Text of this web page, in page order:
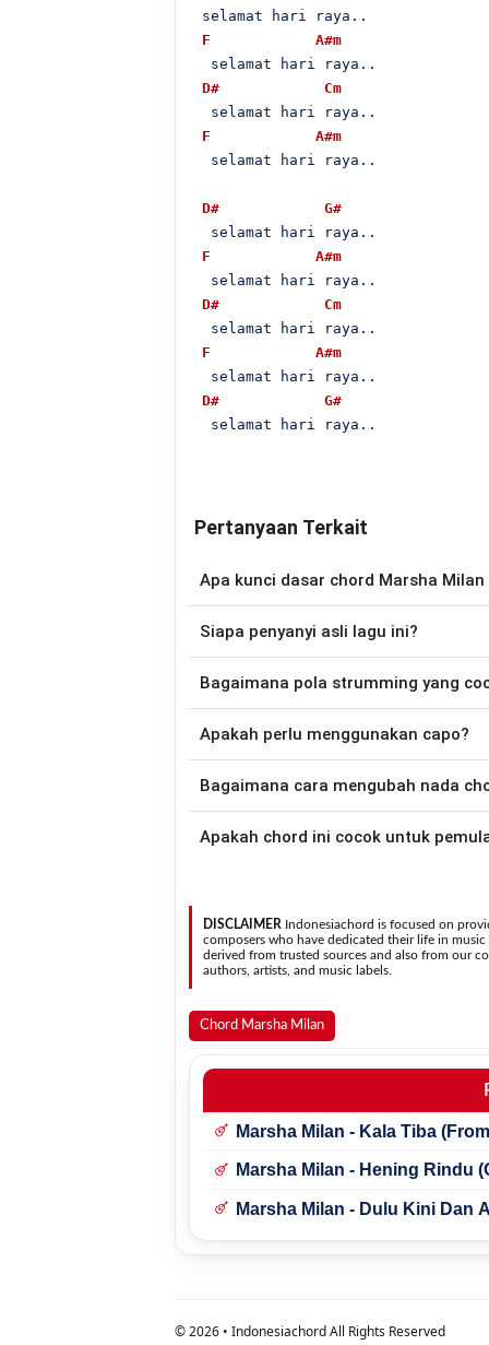
selamat hari raya..
F
A#m
  selamat hari raya..
D#
Cm
  selamat hari raya..
F
A#m
  selamat hari raya..
D#
G#
  selamat hari raya..
F
A#m
  selamat hari raya..
D#
Cm
  selamat hari raya..
F
A#m
  selamat hari raya..
D#
G#
  selamat hari raya..
Pertanyaan Terkait
Apa kunci dasar chord Marsha Milan
Versi chord ini telah disederhanakan
ingin belajar memainkan lagu ini.
Siapa penyanyi asli lagu ini?
versi chord gitar yang lebih
Bagaimana pola strumming yang
Down - Down - Up - Up - Down - Up
Raya.
Apakah perlu menggunakan capo?
asli penyanyi, kamu dapat
Bagaimana cara mengubah nada
nada. Seluruh chord akan berubah secara otomatis tanpa mengubah lirik sehingga kamu dapat
Apakah chord ini cocok untuk
DISCLAIMER Indonesiachord is focused on
composers who have dedicated their life in
derived from trusted sources and also from our
authors, artists, and music labels.
Chord Marsha Milan
Marsha Milan - Kala Tiba
Marsha Milan - Hening Rindu
Marsha Milan - Dulu Kini Dan
©2026 • Indonesiachord All Rights Reserved